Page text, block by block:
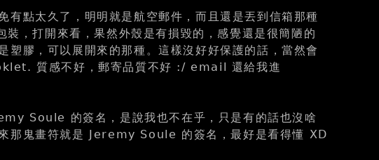
有點太久了，明明就是航空郵件，而且還是丟到信箱那種
，打開來看，果然外殼是有損毀的，感覺還是很簡陋的
塑膠，可以展開來的那種。這樣沒好好保護的話，當然會
質感不好，郵寄品質不好 :/ email 還給我進
Soule 的簽名，是說我也不在乎，只是有的話也沒啥
那鬼畫符就是 Jeremy Soule 的簽名，最好是看得懂 XD